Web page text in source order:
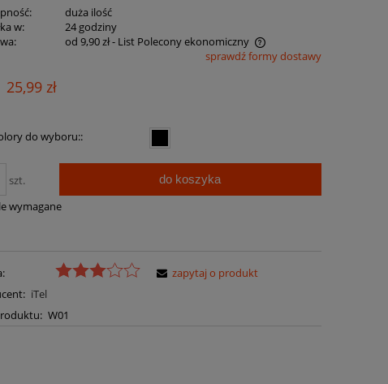
duża ilość
w:
24 godziny
od 9,90 zł- List Polecony ekonomiczny
płatności
sprawdź formy dostawy
25,99 zł
do wyboru::
szt. do koszyka
wymagane
iTel
W01
zapytaj o produkt